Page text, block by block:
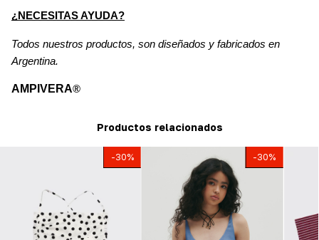
¿NECESITAS AYUDA?
Todos nuestros productos, son diseñados y fabricados en
Argentina.
AMPIVERA®
Productos relacionados
-30% -30%